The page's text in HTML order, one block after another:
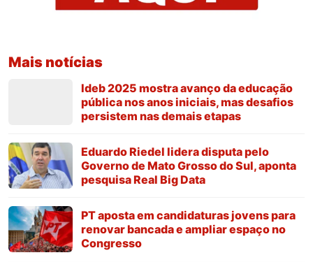
Mais notícias
Ideb 2025 mostra avanço da educação
pública nos anos iniciais, mas desafios
persistem nas demais etapas
Eduardo Riedel lidera disputa pelo
Governo de Mato Grosso do Sul, aponta
pesquisa Real Big Data
PT aposta em candidaturas jovens para
renovar bancada e ampliar espaço no
Congresso